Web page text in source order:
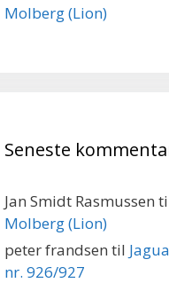
Molberg (Lion)
Seneste
Jan Smidt Rasmussen
Molberg (Lion)
peter frandsen til
nr. 926/927